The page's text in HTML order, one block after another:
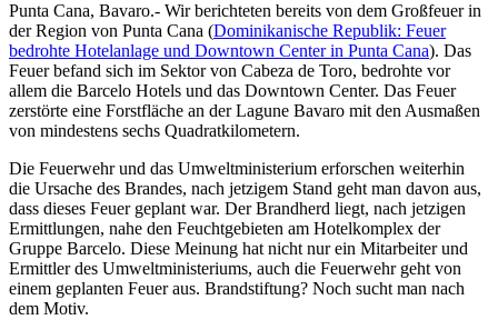
Punta Cana, Bavaro.- Wir berichteten bereits von dem Großfeuer in
der Region von Punta Cana (Dominikanische Republik: Feuer
bedrohte Hotelanlage und Downtown Center in Punta Cana). Das
Feuer befand sich im Sektor von Cabeza de Toro, bedrohte vor
allem die Barcelo Hotels und das Downtown Center. Das Feuer
zerstörte eine Forstfläche an der Lagune Bavaro mit den Ausmaßen
von mindestens sechs Quadratkilometern.
Die Feuerwehr und das Umweltministerium erforschen weiterhin
die Ursache des Brandes, nach jetzigem Stand geht man davon aus,
dass dieses Feuer geplant war. Der Brandherd liegt, nach jetzigen
Ermittlungen, nahe den Feuchtgebieten am Hotelkomplex der
Gruppe Barcelo. Diese Meinung hat nicht nur ein Mitarbeiter und
Ermittler des Umweltministeriums, auch die Feuerwehr geht von
einem geplanten Feuer aus. Brandstiftung? Noch sucht man nach
dem Motiv.